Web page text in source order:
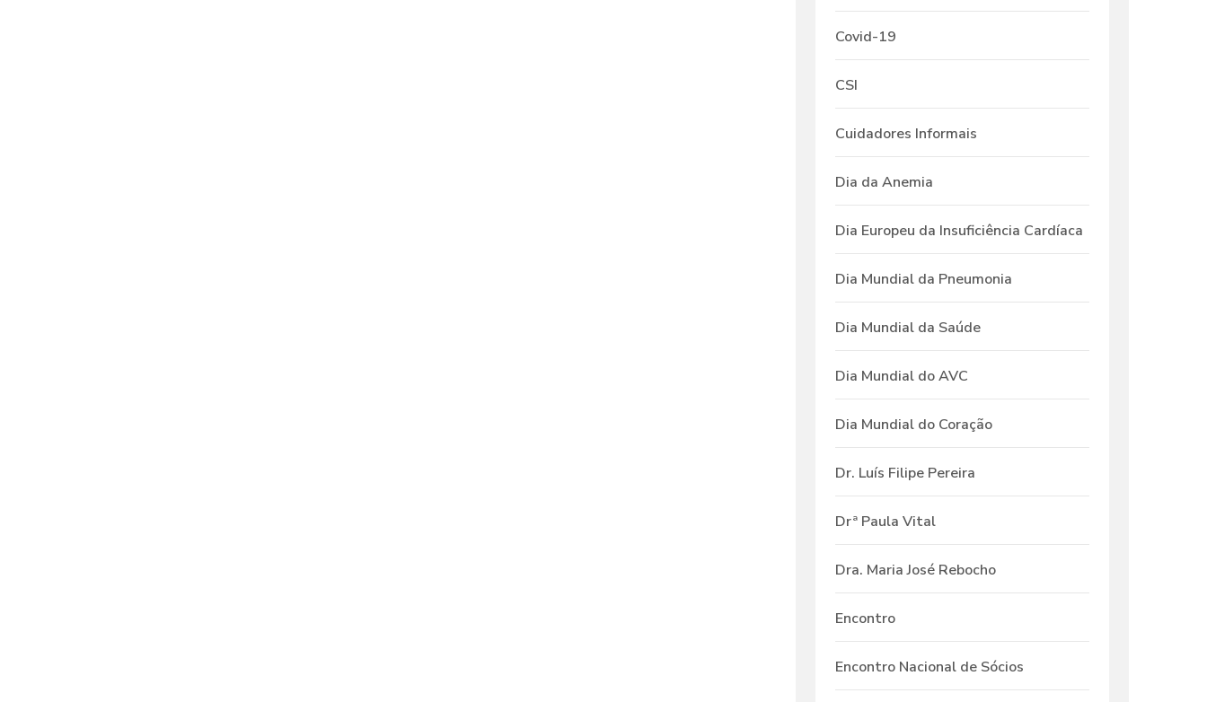
Covid-19
CSI
Cuidadores Informais
Dia da Anemia
Dia Europeu da Insuficiência Cardíaca
Dia Mundial da Pneumonia
Dia Mundial da Saúde
Dia Mundial do AVC
Dia Mundial do Coração
Dr. Luís Filipe Pereira
Drª Paula Vital
Dra. Maria José Rebocho
Encontro
Encontro Nacional de Sócios